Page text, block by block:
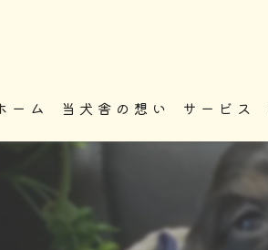
ーム 当犬舎の想い サービス